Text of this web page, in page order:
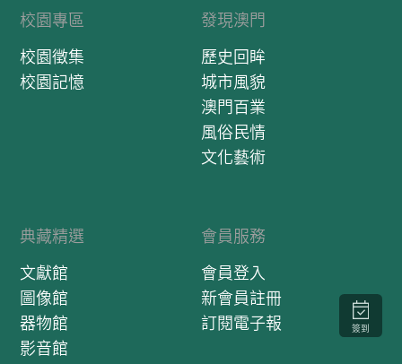
校園專區
校園徵集
校園記憶
發現澳門
歷史回眸
城市風貌
澳門百業
風俗民情
文化藝術
典藏精選
文獻館
圖像館
器物館
影音館
會員服務
會員登入
新會員註冊
訂閱電子報
簽到